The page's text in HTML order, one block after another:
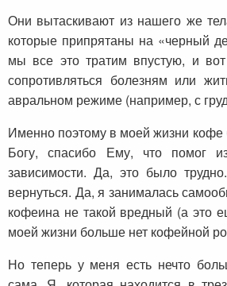
Они вытаскивают из нашего же
которые припрятаны на «черный
мы все это тратим впустую, и
сопротивляться болезням или
авральном режиме (например, с
Именно поэтому в моей жизни
Богу, спасибо Ему, что помог
зависимости. Да, это было
вернуться. Да, я занималась
кофеина не такой вредный (а это
моей жизни больше нет кофейной
Но теперь у меня есть нечто